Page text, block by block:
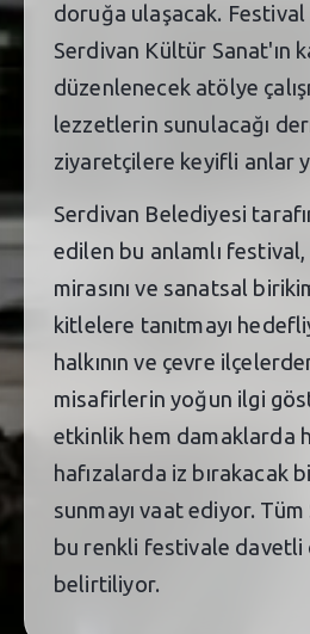
doruğa ulaşacak. Festival
Serdivan Kültür Sanat'ın
düzenlenecek atölye
lezzetlerin sunulacağı
ziyaretçilere keyifli anlar
Serdivan Belediyesi
edilen bu anlamlı
mirasını ve sanatsal
kitlelere tanıtmayı
halkının ve çevre
misafirlerin yoğun ilgi
etkinlik hem damaklarda
hafızalarda iz bırakacak
sunmayı vaat ediyor. Tüm
bu renkli festivale davetli
belirtiliyor.